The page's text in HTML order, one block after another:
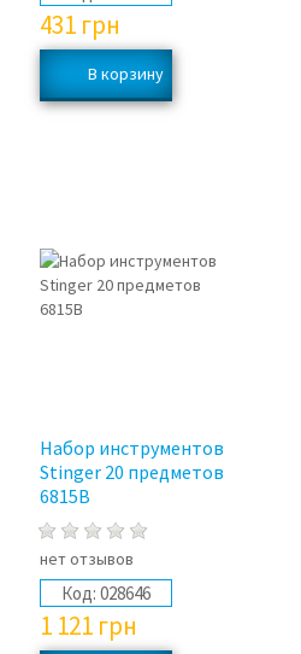
431 грн
Набор инструментов
Stinger 20 предметов
6815B
нет отзывов
Код: 028646
1 121 грн